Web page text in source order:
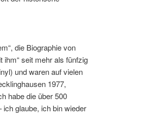
die Biographie von
ihm“ seit mehr als fünfzig
und waren auf vielen
1977,
habe die über 500
glaube, ich bin wieder